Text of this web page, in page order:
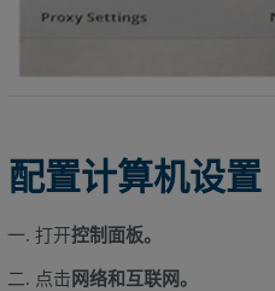
配置计算机设置
打开控制面板。
点击网络和互联网。